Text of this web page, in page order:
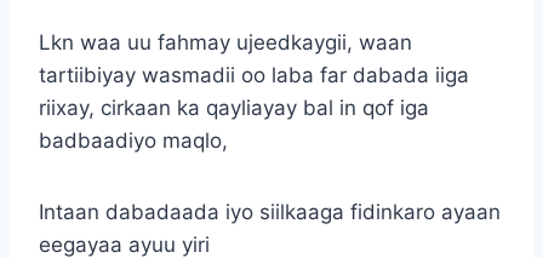
Lkn waa uu fahmay ujeedkaygii, waan
tartiibiyay wasmadii oo laba far dabada iiga
riixay, cirkaan ka qayliayay bal in qof iga
badbaadiyo maqlo,
Intaan dabadaada iyo siilkaaga fidinkaro ayaan
eegayaa ayuu yiri